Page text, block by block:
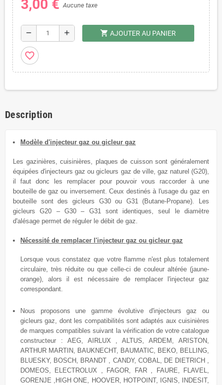
3,00 €Aucune taxe
remove add shopping_cart AJOUTER AU PANIER
favorite_border
Description
Modèle d'injecteur gaz ou gicleur gaz
Les gazinières, cuisinières, plaques de cuisson sont généralement
équipées d'injecteurs gaz ou gicleurs gaz deville, gaz naturel (G20),
il faut donc les remplacer pourpouvoir vous raccorder à une
bouteille de gaz ou inversement. Ceux destinés à l'usage du gaz en
bouteille sont des gicleurs G30 ou G31 (Butane-Propane). Les
gicleurs G20 – G30 – G31 sont identiques, seul le diamètre
d'alésage permet de réguler le débit de gaz.
Nécessité de remplacer l'injecteur gaz ou gicleur gaz
Lorsque vous constatez que votre flamme n'est plus totalement
circulaire, très réduite ou que celle-ci de couleur altérée (jaune-
orange), alors il est nécessaire de remplacer l'injecteur gaz
correspondant.
Nous proposons une gamme évolutive d'injecteurs gaz ou
gicleurs gaz, dont les compatibilités sont adaptés aux cuisinières
de marques compatibles suivant la vérification de votre catalogue
constructeur : AEG, AIRLUX , ALTUS, ARDEM, ARISTON,
ARTHUR MARTIN, BAUKNECHT, BAUMATIC, BEKO, BELLING,
BLUESKY, BOSCH, BRANDT , CANDY, COBAL, DE DIETRICH ,
DOMEOS, ELECTROLUX , FAGOR, FAR , FAURE, FLAVEL,
GORENJE ,HIGH ONE, HOOVER, HOTPOINT, IGNIS, INDESIT,